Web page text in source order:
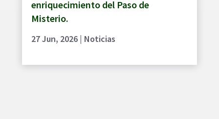
enriquecimiento del Paso de
Misterio.
27 Jun, 2026| Noticias